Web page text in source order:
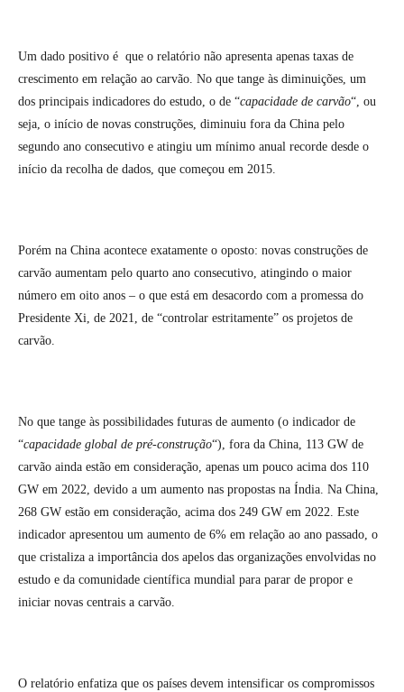
Um dado positivo é que o relatório não apresenta apenas taxas de
crescimento em relação ao carvão. No que tange às diminuições, um
dos principais indicadores do estudo, o de “capacidade de carvão“, ou
seja, o início de novas construções, diminuiu fora da China pelo
segundo ano consecutivo e atingiu um mínimo anual recorde desde o
início da recolha de dados, que começou em 2015.
Porém na China acontece exatamente o oposto: novas construções de
carvão aumentam pelo quarto ano consecutivo, atingindo o maior
número em oito anos – o que está em desacordo com a promessa do
Presidente Xi, de 2021, de “controlar estritamente” os projetos de
carvão.
No que tange às possibilidades futuras de aumento (o indicador de
“capacidade global de pré-construção“), fora da China, 113 GW de
carvão ainda estão em consideração, apenas um pouco acima dos 110
GW em 2022, devido a um aumento nas propostas na Índia. Na China,
268 GW estão em consideração, acima dos 249 GW em 2022. Este
indicador apresentou um aumento de 6% em relação ao ano passado, o
que cristaliza a importância dos apelos das organizações envolvidas no
estudo e da comunidade científica mundial para parar de propor e
iniciar novas centrais a carvão.
O relatório enfatiza que os países devem intensificar os compromissos